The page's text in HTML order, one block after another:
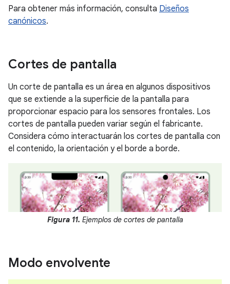
Para obtener más información, consulta Diseños
canónicos.
Cortes de pantalla
Un corte de pantalla es un área en algunos dispositivos
que se extiende a la superficie de la pantalla para
proporcionar espacio para los sensores frontales. Los
cortes de pantalla pueden variar según el fabricante.
Considera cómo interactuarán los cortes de pantalla con
el contenido, la orientación y el borde a borde.
Figura 11. Ejemplos de cortes de pantalla
Modo envolvente